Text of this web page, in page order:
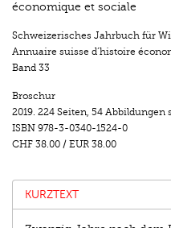
économique et sociale
Schweizerisches Jahrbuch für
Annuaire suisse d’histoire
Band 33
Broschur
2019. 224 Seiten, 54 Abbildungen
ISBN 978-3-0340-1524-0
CHF 38.00 / EUR 38.00
KURZTEXT